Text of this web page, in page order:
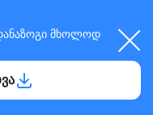
მხოლოდ